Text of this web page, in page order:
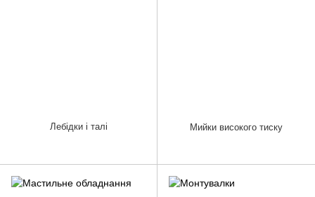
Лебідки і талі Мийки високого тиску